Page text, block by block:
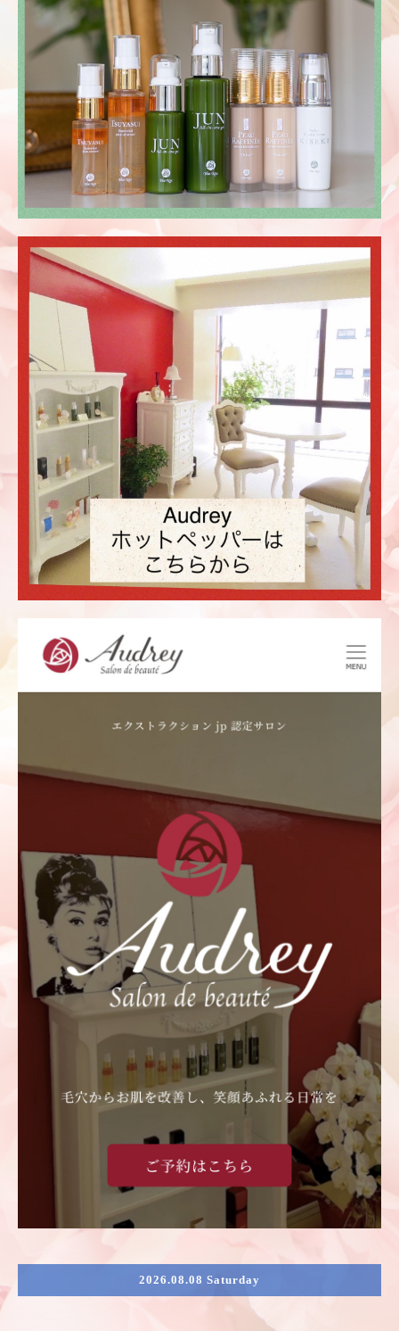
2026.08.08 Saturday